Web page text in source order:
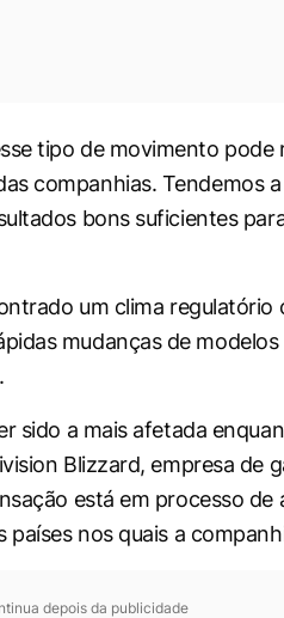
tipo de movimento pode
companhias. Tendemos
bons suficientes
um clima regulatório
mudanças de
sido a mais afetada
Blizzard, empresa de
está em processo de
nos quais a
depois da publicidade